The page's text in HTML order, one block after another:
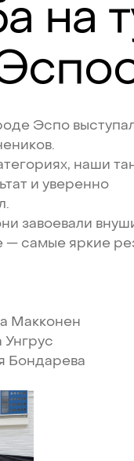
на
Эспо
наши
и уверенно
завоевали
— самые яркие
Макконен
Унгрус
Бондарева